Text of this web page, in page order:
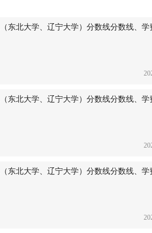
东北大学、辽宁大学）分数线分数线、学
东北大学、辽宁大学）分数线分数线、学
东北大学、辽宁大学）分数线分数线、学